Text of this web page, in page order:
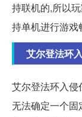
持联机的,所以
持单机进行游戏
艾尔登法环
艾尔登法环入侵
无法确定一个